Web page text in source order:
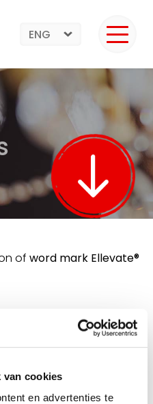
van cookies
en advertenties te
ENG
of word mark Ellevate®
Then contact us.